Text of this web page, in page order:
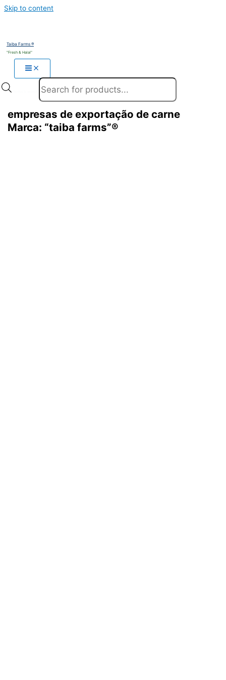
Skip to content
Taiba Farms ®
"Fresh & Halal"
empresas de exportação de carne
Marca: “taiba farms”®